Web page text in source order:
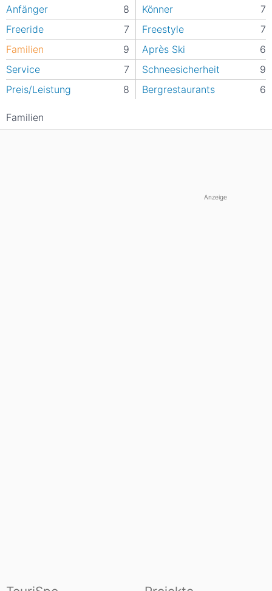
Anfänger 8 Könner
7
Freeride
7 Freestyle
7
Familien
9 Après Ski
6
Service
7 Schneesicherheit
9
Preis/Leistung
8 Bergrestaurants 6
Familien
Anzeige